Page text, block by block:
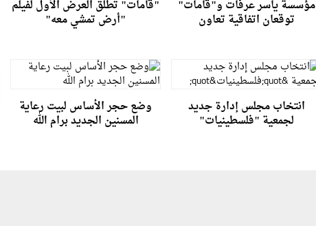
مؤسسة ياسر عرفات و"قامات"
توقعان اتفاقية تعاون
"قامات" تطلق العرض الأول لفيلم
"أرض تمشي معه"
انتخاب مجلس إدارة جديد
لجمعية "فلسطينيات"
وضع حجر الأساس لبيت رعاية
المسنين الجديد برام الله